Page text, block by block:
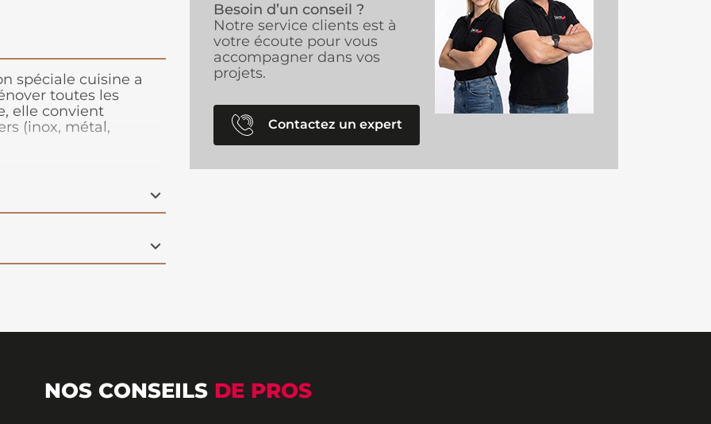
spéciale cuisine a
toutes les
elle convient
(inox, métal,
(carrelage, verre,
haute résistance
adhérente sans
Séchage entre
en 24 heures.
Besoin d’un conseil ?
Notre service clients est à
votre écoute pour vous
accompagner dans vos
projets.
Contactez un expert
NOS CONSEILS DE PROS